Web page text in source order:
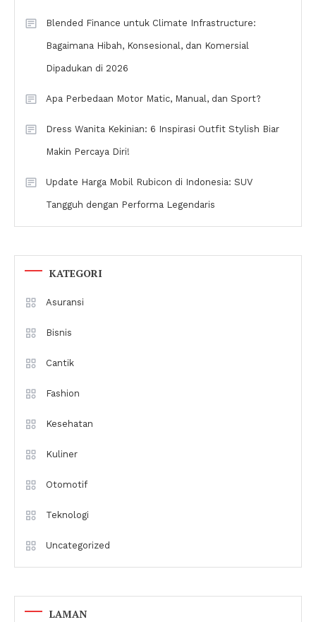
Blended Finance untuk Climate Infrastructure:
Bagaimana Hibah, Konsesional, dan Komersial
Dipadukan di 2026
Apa Perbedaan Motor Matic, Manual, dan Sport?
Dress Wanita Kekinian: 6 Inspirasi Outfit Stylish Biar
Makin Percaya Diri!
Update Harga Mobil Rubicon di Indonesia: SUV
Tangguh dengan Performa Legendaris
KATEGORI
Asuransi
Bisnis
Cantik
Fashion
Kesehatan
Kuliner
Otomotif
Teknologi
Uncategorized
LAMAN